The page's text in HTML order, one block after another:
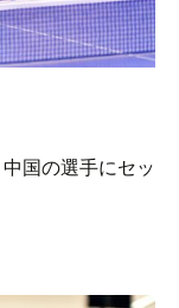
国の選手にセッ